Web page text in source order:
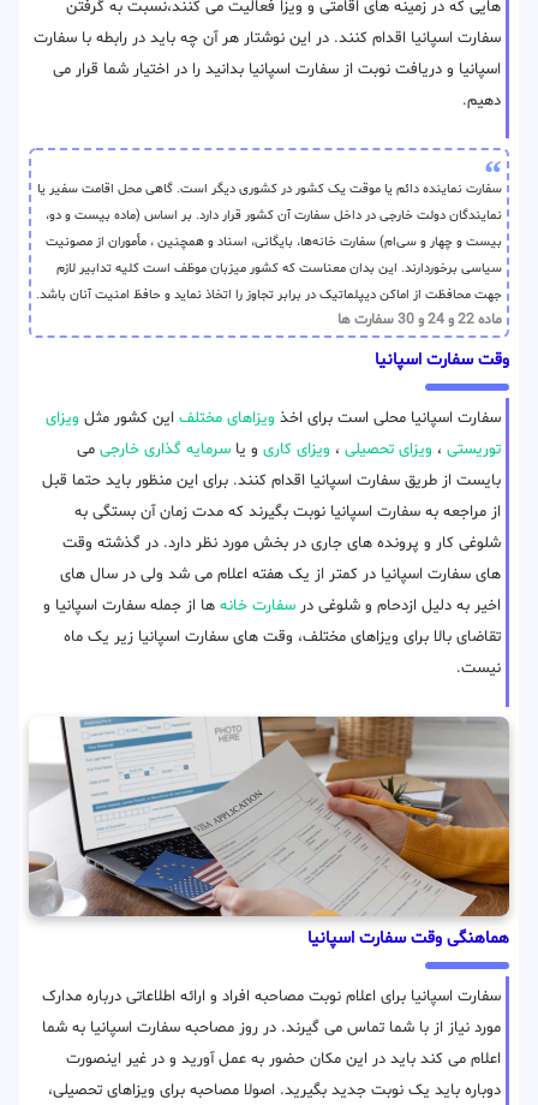
هایی که در زمینه های اقامتی و ویزا فعالیت می کنند،نسبت به گرفتن
سفارت اسپانیا اقدام کنند. در این نوشتار هر آن چه باید در رابطه با سفارت
اسپانیا و دریافت نوبت از سفارت اسپانیا بدانید را در اختیار شما قرار می
دهیم.
سفارت نماینده دائم یا موقت یک کشور در کشوری دیگر است. گاهی محل اقامت سفیر یا
نمایندگان دولت‌ خارجی در داخل سفارت آن کشور قرار دارد. بر اساس (ماده بیست و دو،
بیست و چهار و سی‌ام) سفارت خانه‌ها، بایگانی، اسناد و همچنین ، مأموران از مصونیت
سیاسی برخوردارند. این بدان معناست که کشور میزبان موظف است کلیه تدابیر لازم
جهت محافظت از اماکن دیپلماتیک در برابر تجاوز را اتخاذ نماید و حافظ امنیت آنان باشد.
ماده 22 و 24 و 30 سفارت ها
وقت سفارت اسپانیا
سفارت اسپانیا محلی است برای اخذ ویزاهای مختلف این کشور مثل ویزای
توریستی ، ویزای تحصیلی ، ویزای کاری و یا سرمایه گذاری خارجی می
بایست از طریق سفارت اسپانیا اقدام کنند. برای این منظور باید حتما قبل
از مراجعه به سفارت اسپانیا نوبت بگیرند که مدت زمان آن بستگی به
شلوغی کار و پرونده های جاری در بخش مورد نظر دارد. در گذشته وقت
های سفارت اسپانیا در کمتر از یک هفته اعلام می شد ولی در سال های
اخیر به دلیل ازدحام و شلوغی در سفارت خانه ها از جمله سفارت اسپانیا و
تقاضای بالا برای ویزاهای مختلف، وقت های سفارت اسپانیا زیر یک ماه
نیست.
هماهنگی وقت سفارت اسپانیا
سفارت اسپانیا برای اعلام نوبت مصاحبه افراد و ارائه اطلاعاتی درباره مدارک
مورد نیاز از با شما تماس می گیرند. در روز مصاحبه سفارت اسپانیا به شما
اعلام می کند باید در این مکان حضور به عمل آورید و در غیر اینصورت
دوباره باید یک نوبت جدید بگیرید. اصولا مصاحبه برای ویزاهای تحصیلی،